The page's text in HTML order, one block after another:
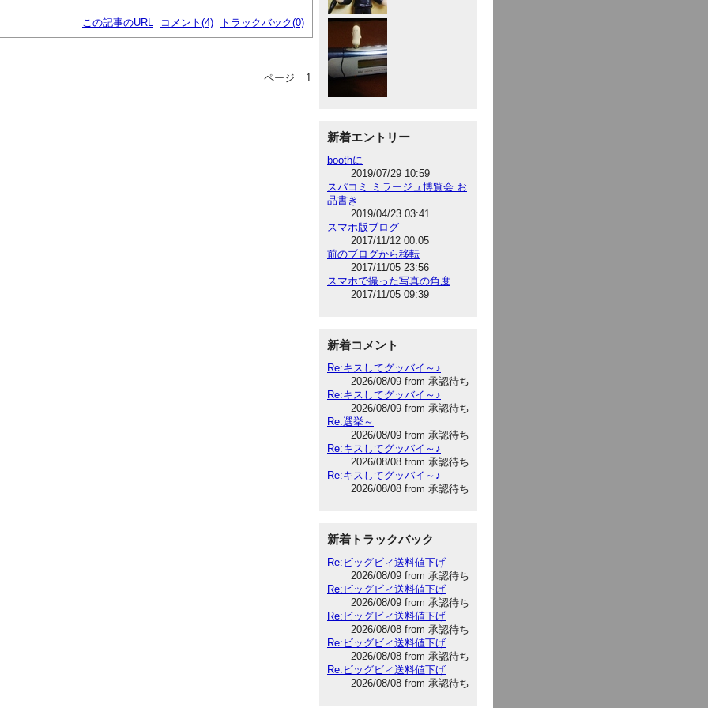
この記事のURL コメント(4) トラックバック(0)
ページ
1
新着エントリー
boothに
2019/07/29 10:59
スパコミ ミラージュ博覧会 お
品書き
2019/04/23 03:41
スマホ版ブログ
2017/11/12 00:05
前のブログから移転
2017/11/05 23:56
スマホで撮った写真の角度
2017/11/05 09:39
新着コメント
Re:キスしてグッバイ～♪
2026/08/09 from 承認待ち
Re:キスしてグッバイ～♪
2026/08/09 from 承認待ち
Re:選挙～
2026/08/09 from 承認待ち
Re:キスしてグッバイ～♪
2026/08/08 from 承認待ち
Re:キスしてグッバイ～♪
2026/08/08 from 承認待ち
新着トラックバック
Re:ビッグビィ送料値下げ
2026/08/09 from 承認待ち
Re:ビッグビィ送料値下げ
2026/08/09 from 承認待ち
Re:ビッグビィ送料値下げ
2026/08/08 from 承認待ち
Re:ビッグビィ送料値下げ
2026/08/08 from 承認待ち
Re:ビッグビィ送料値下げ
2026/08/08 from 承認待ち